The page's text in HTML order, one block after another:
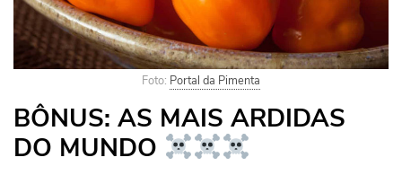
Foto: Portal da Pimenta
BÔNUS: AS MAIS ARDIDAS
DO MUNDO